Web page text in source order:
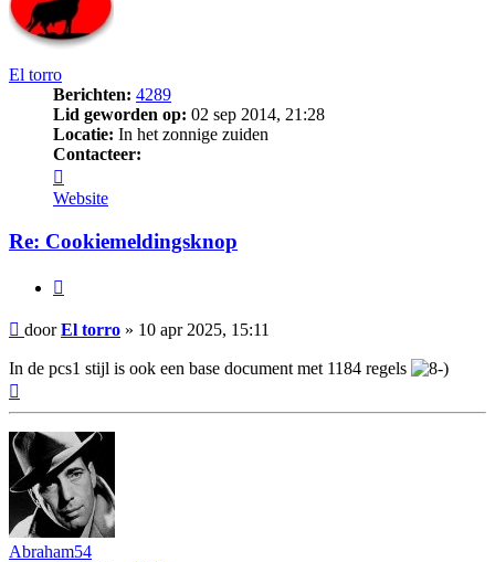
El torro
Berichten: 4289
Lid geworden op: 02 sep 2014, 21:28
Locatie: In het zonnige zuiden
Contacteer:
El
Website
Re: Cookiemeldingsknop
Bericht
doorEl torro » 10 apr 2025, 15:11
In de pcs1 stijl is ook een base document met 1184 regels
Abraham54